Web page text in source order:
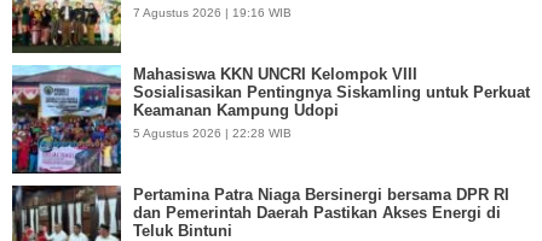
7 Agustus 2026 | 19:16 WIB
Mahasiswa KKN UNCRI Kelompok VIII
Sosialisasikan Pentingnya Siskamling untuk Perkuat
Keamanan Kampung Udopi
5 Agustus 2026 | 22:28 WIB
Pertamina Patra Niaga Bersinergi bersama DPR RI
dan Pemerintah Daerah Pastikan Akses Energi di
Teluk Bintuni